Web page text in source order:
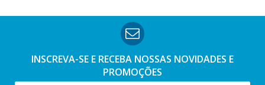
INSCREVA-SE E RECEBA NOSSAS NOVIDADES E
PROMOÇÕES